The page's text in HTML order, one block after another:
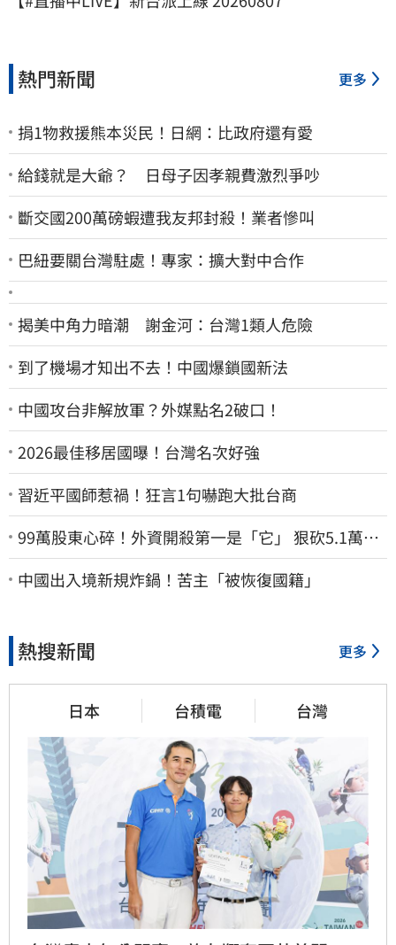
熱門新聞 更多
捐1物救援熊本災民！日網：比政府還有愛
給錢就是大爺？ 日母子因孝親費激烈爭吵
斷交國200萬磅蝦遭我友邦封殺！業者慘叫
巴紐要關台灣駐處！專家：擴大對中合作
揭美中角力暗潮 謝金河：台灣1類人危險
到了機場才知出不去！中國爆鎖國新法
中國攻台非解放軍？外媒點名2破口！
2026最佳移居國曝！台灣名次好強
習近平國師惹禍！狂言1句嚇跑大批台商
99萬股東心碎！外資開殺第一是「它」 狠砍5.1萬張
股價重挫近5%
中國出入境新規炸鍋！苦主「被恢復國籍」
熱搜新聞 更多
日本 台積電 台灣